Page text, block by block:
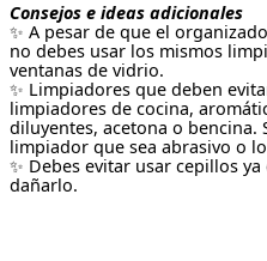
Consejos e ideas adicionales
✨ A pesar de que el
no debes usar los mismos
ventanas de vidrio.
✨ Limpiadores que deben
limpiadores de cocina,
diluyentes, acetona o bencina.
limpiador que sea abrasivo o
✨ Debes evitar usar cepillos
dañarlo.